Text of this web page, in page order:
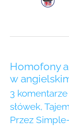
Homofony
w
3 komentarze
słówek,
Przez
–
słowa
mylone
w
#26